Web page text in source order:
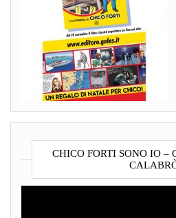
CHICO FORTI SONO IO –